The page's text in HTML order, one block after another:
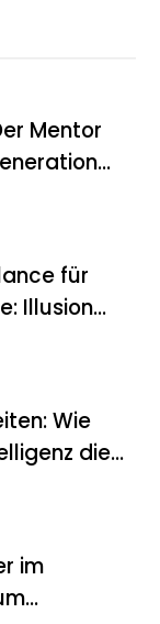
einen
Mentor
für
Illusion
Wie
die
im